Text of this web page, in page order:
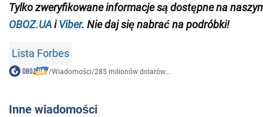
Tylkozweryfikowane informacje są dostępne na
OBOZ.UAiViber. Nie daj się nabrać na podróbki!
Lista Forbes
/Wiadomości/285 milionów dolarów...
Inne wiadomości